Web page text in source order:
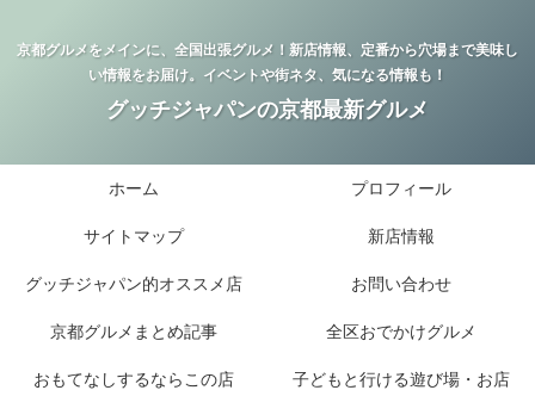
京都グルメをメインに、全国出張グルメ！新店情報、定番から穴場まで美味し
い情報をお届け。イベントや街ネタ、気になる情報も！
グッチジャパンの京都最新グルメ
ホーム プロフィール
サイトマップ 新店情報
グッチジャパン的オススメ店 お問い合わせ
京都グルメまとめ記事 全区おでかけグルメ
おもてなしするならこの店 子どもと行ける遊び場・お店